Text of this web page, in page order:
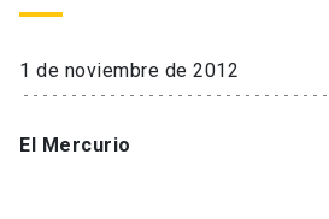
1 de noviembre de 2012
El Mercurio